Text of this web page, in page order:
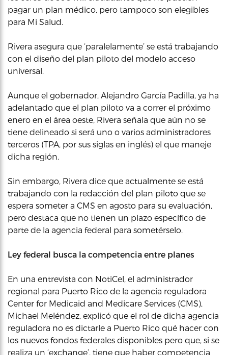
pagar un plan médico, pero tampoco son elegibles
para Mi Salud.
Rivera asegura que ‘paralelamente’ se está trabajando
con el diseño del plan piloto del modelo acceso
universal.
Aunque el gobernador, Alejandro García Padilla, ya ha
adelantado que el plan piloto va a correr el próximo
enero en el área oeste, Rivera señala que aún no se
tiene delineado si será uno o varios administradores
terceros (TPA, por sus siglas en inglés) el que maneje
dicha región.
Sin embargo, Rivera dice que actualmente se está
trabajando con la redacción del plan piloto que se
espera someter a CMS en agosto para su evaluación,
pero destaca que no tienen un plazo específico de
parte de la agencia federal para sometérselo.
Ley federal busca la competencia entre planes
En una entrevista con NotiCel, el administrador
regional para Puerto Rico de la agencia reguladora
Center for Medicaid and Medicare Services (CMS),
Michael Meléndez, explicó que el rol de dicha agencia
reguladora no es dictarle a Puerto Rico qué hacer con
los nuevos fondos federales disponibles pero que, si se
realiza un ‘exchange’, tiene que haber competencia